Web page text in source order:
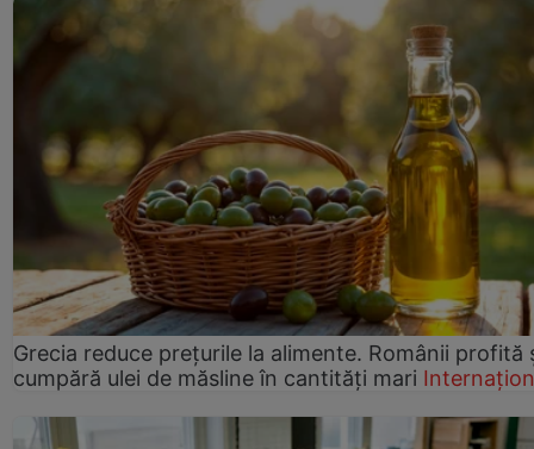
Grecia reduce prețurile la alimente. Românii profită
cumpără ulei de măsline în cantități mari